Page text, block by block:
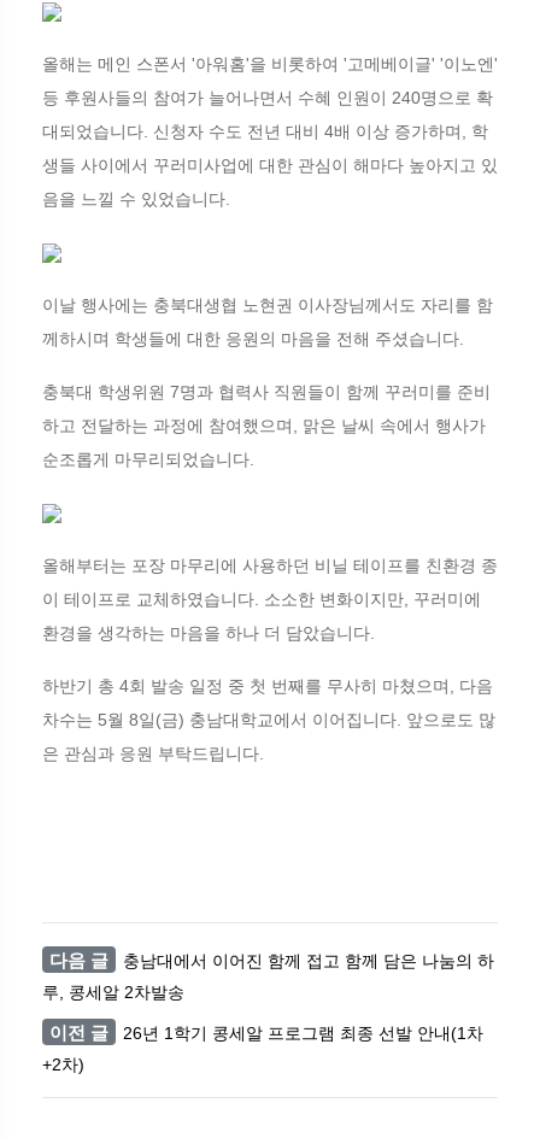
올해는 메인 스폰서 '아워홈'을 비롯하여 '고메베이글' '이노엔'
등 후원사들의 참여가 늘어나면서 수혜 인원이 240명으로 확
대되었습니다. 신청자 수도 전년 대비 4배 이상 증가하며, 학
생들 사이에서 꾸러미사업에 대한 관심이 해마다 높아지고 있
음을 느낄 수 있었습니다.
이날 행사에는 충북대생협 노현권 이사장님께서도 자리를 함
께하시며 학생들에 대한 응원의 마음을 전해 주셨습니다.
충북대 학생위원 7명과 협력사 직원들이 함께 꾸러미를 준비
하고 전달하는 과정에 참여했으며, 맑은 날씨 속에서 행사가
순조롭게 마무리되었습니다.
올해부터는 포장 마무리에 사용하던 비닐 테이프를 친환경 종
이 테이프로 교체하였습니다. 소소한 변화이지만, 꾸러미에
환경을 생각하는 마음을 하나 더 담았습니다.
하반기 총 4회 발송 일정 중 첫 번째를 무사히 마쳤으며, 다음
차수는 5월 8일(금) 충남대학교에서 이어집니다. 앞으로도 많
은 관심과 응원 부탁드립니다.
다음 글
충남대에서 이어진 함께 접고 함께 담은 나눔의 하
루, 콩세알 2차발송
이전 글
26년 1학기 콩세알 프로그램 최종 선발 안내(1차
+2차)